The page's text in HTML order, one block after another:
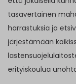
tasavertainen
harrastuksia ja
järjestämään
erityiskoulua